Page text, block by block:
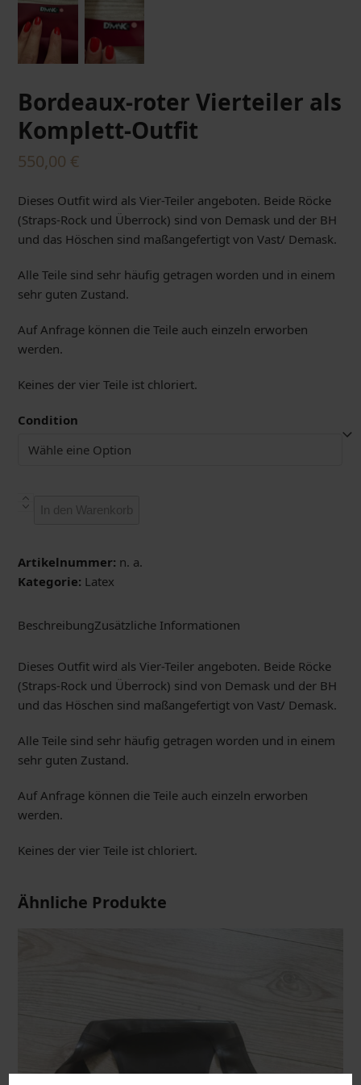
Bordeaux-roter Vierteiler als
Komplett-Outfit
550,00 €
Dieses Outfit wird als Vier-Teiler angeboten. Beide Röcke
(Straps-Rock und Überrock) sind von Demask und der BH
und das Höschen sind maßangefertigt von Vast/ Demask.
Alle Teile sind sehr häufig getragen worden und in einem
sehr guten Zustand.
Auf Anfrage können die Teile auch einzeln erworben
werden.
Keines der vier Teile ist chloriert.
Condition
Bordeaux-
als
Komplett-
Menge
In den Warenkorb
Artikelnummer: n. a.
Kategorie: Latex
BeschreibungZusätzliche Informationen
Dieses Outfit wird als Vier-Teiler angeboten. Beide Röcke
(Straps-Rock und Überrock) sind von Demask und der BH
und das Höschen sind maßangefertigt von Vast/ Demask.
Alle Teile sind sehr häufig getragen worden und in einem
sehr guten Zustand.
Auf Anfrage können die Teile auch einzeln erworben
werden.
Keines der vier Teile ist chloriert.
Ähnliche Produkte